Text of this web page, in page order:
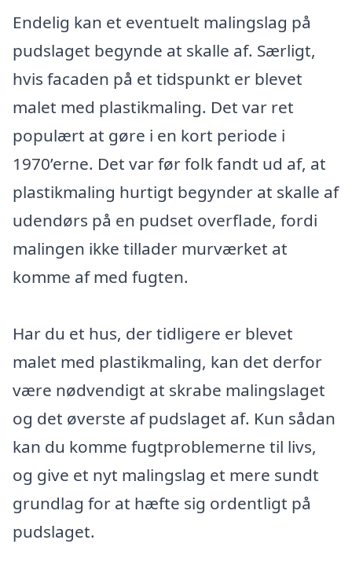
Endelig kan et eventuelt malingslag på
pudslaget begynde at skalle af. Særligt,
hvis facaden på et tidspunkt er blevet
malet med plastikmaling. Det var ret
populært at gøre i en kort periode i
1970’erne. Det var før folk fandt ud af, at
plastikmaling hurtigt begynder at skalle af
udendørs på en pudset overflade, fordi
malingen ikke tillader murværket at
komme af med fugten.
Har du et hus, der tidligere er blevet
malet med plastikmaling, kan det derfor
være nødvendigt at skrabe malingslaget
og det øverste af pudslaget af. Kun sådan
kan du komme fugtproblemerne til livs,
og give et nyt malingslag et mere sundt
grundlag for at hæfte sig ordentligt på
pudslaget.